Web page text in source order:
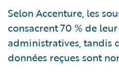
Selon Accenture, les
consacrent 70 % de
administratives, tandis
données reçues sont